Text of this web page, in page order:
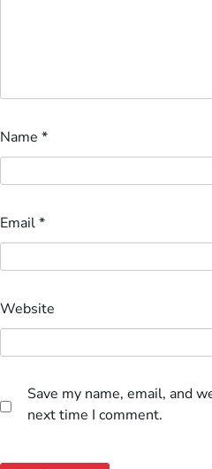
Name *
Email*
Website
Save my name, email, and
next time I comment.